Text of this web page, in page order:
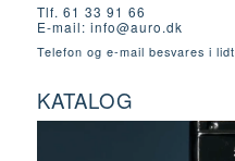
Tlf. 61 33 91 66
E-mail: info@auro.dk
Telefon og e-mail besvares i
KATALOG